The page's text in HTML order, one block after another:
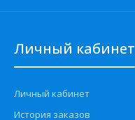
Личный кабинет
Личный кабинет
История заказов